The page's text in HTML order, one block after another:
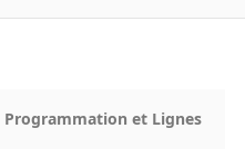
Programmation et Lignes